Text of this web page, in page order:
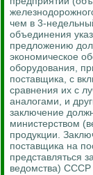
чем в 3-
объединения
предложению
экономическое
оборудования,
поставщика, с
сравнения их с
аналогами, и
заключение
министерством
продукции.
поставщика на
представляться
ведомства) СССР